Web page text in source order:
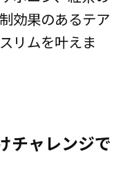
効果のあるテア
リムを叶えま
チャレンジで